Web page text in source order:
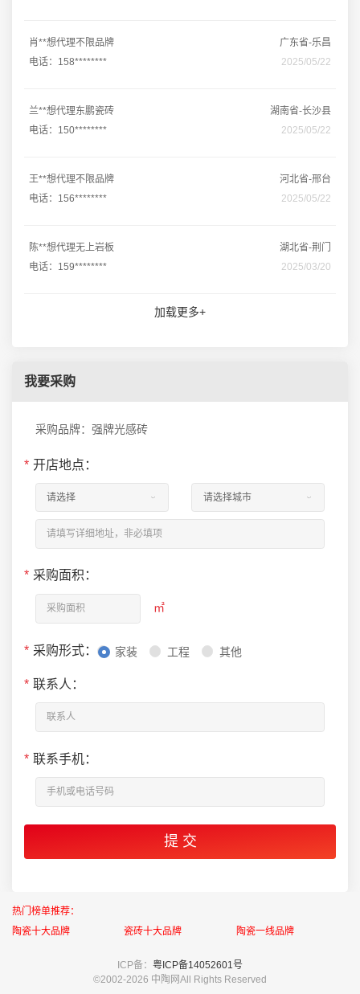
肖**想代理不限品牌
广东省-乐昌
电话：158********
2025/05/22
兰**想代理东鹏瓷砖
湖南省-长沙县
电话：150********
2025/05/22
王**想代理不限品牌
河北省-邢台
电话：156********
2025/05/22
陈**想代理无上岩板
湖北省-荆门
电话：159********
2025/03/20
加载更多+
我要采购
采购品牌：强牌光感砖
* 开店地点：
* 采购面积：
㎡
* 采购形式： 家装 工程 其他
* 联系人：
* 联系手机：
热门榜单推荐：
陶瓷十大品牌
瓷砖十大品牌 陶瓷一线品牌
ICP备： 粤ICP备14052601号
©2002-2026 中陶网All Rights Reserved